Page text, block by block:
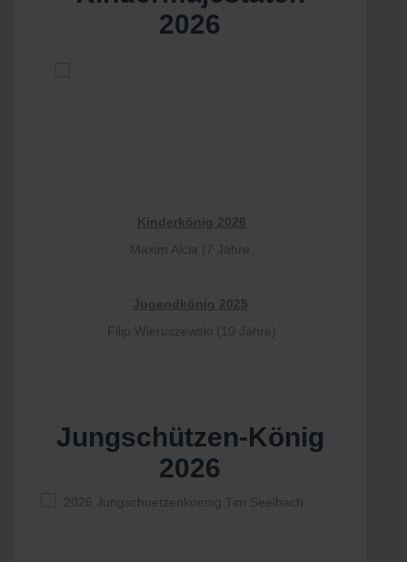
2026
Kinderkönig 2026
Maxim Alcia (7 Jahre
Jugendkönig 2025
Filip Wieruszewski (10 Jahre)
Jungschützen-König
2026